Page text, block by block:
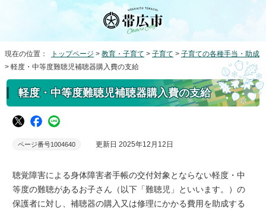
現在の位置： トップページ > 教育・子育て > 子育て > 子育ての各種手当・助成
> 軽度・中等度難聴児補聴器購入費の支給
軽度・中等度難聴児補聴器購入費の支給
ページ番号1004640 更新日 2025年12月12日
聴覚障害による身体障害者手帳の交付対象とならない軽度・中
等度の難聴があるお子さん（以下「難聴児」といいます。）の
保護者に対し、補聴器の購入又は修理にかかる費用を助成する